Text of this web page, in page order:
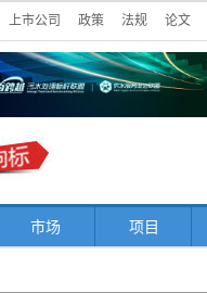
上市公司 政策 法规 论文
市场 项目